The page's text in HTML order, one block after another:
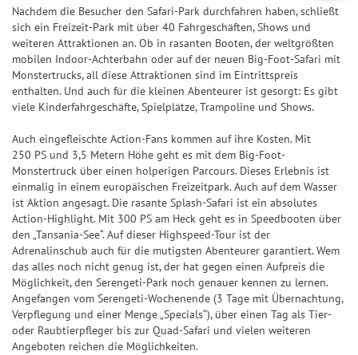
e
S
i
e
g
e
r-
C
h
a
n
c
e
e
Z
a
h
l
e
T
r
e
ff
e
r
b
il
a
n
S
U
P
E
R
u
o
t
e
n
p
i
e
l
p
l
a
n
z
a
h
l
e
n
&
Q
u
o
t
e
n
S
p
i
e
Nachdem die Besucher den Safari-Park durchfahren haben, schließt
sich ein Freizeit-Park mit über 40 Fahrgeschäften, Shows und
weiteren Attraktionen an. Ob in rasanten Booten, der weltgrößten
mobilen Indoor-Achterbahn oder auf der neuen Big-Foot-Safari mit
Monstertrucks, all diese Attraktionen sind im Eintrittspreis
enthalten. Und auch für die kleinen Abenteurer ist gesorgt: Es gibt
viele Kinderfahrgeschäfte, Spielplätze, Trampoline und Shows.
Auch eingefleischte Action-Fans kommen auf ihre Kosten. Mit
250 PS und 3,5 Metern Höhe geht es mit dem Big-Foot-
Monstertruck über einen holperigen Parcours. Dieses Erlebnis ist
einmalig in einem europäischen Freizeitpark. Auch auf dem Wasser
ist Aktion angesagt. Die rasante Splash-Safari ist ein absolutes
Action-Highlight. Mit 300 PS am Heck geht es in Speedbooten über
den „Tansania-See“. Auf dieser Highspeed-Tour ist der
Adrenalinschub auch für die mutigsten Abenteurer garantiert. Wem
das alles noch nicht genug ist, der hat gegen einen Aufpreis die
Möglichkeit, den Serengeti-Park noch genauer kennen zu lernen.
Angefangen vom Serengeti-Wochenende (3 Tage mit Übernachtung,
Verpflegung und einer Menge „Specials“), über einen Tag als Tier-
oder Raubtierpfleger bis zur Quad-Safari und vielen weiteren
Angeboten reichen die Möglichkeiten.